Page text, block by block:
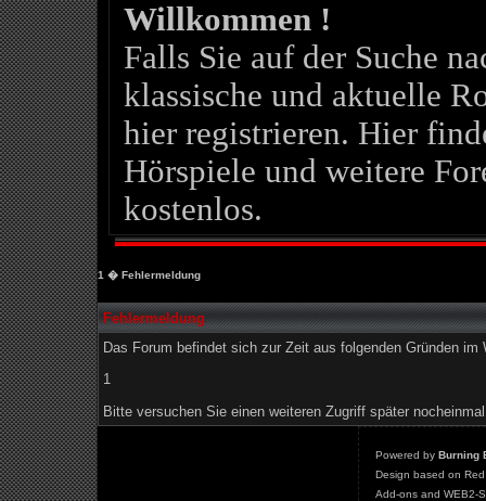
Willkommen !
Falls Sie auf der Suche
klassische und aktuelle
hier registrieren. Hier
Hörspiele und weitere
kostenlos.
1 � Fehlermeldung
Fehlermeldung
Das Forum befindet sich zur Zeit aus folgenden Gründen im
1
Bitte versuchen Sie einen weiteren Zugriff später
Powered by Burning
Design based on
Add-ons and WEB2-